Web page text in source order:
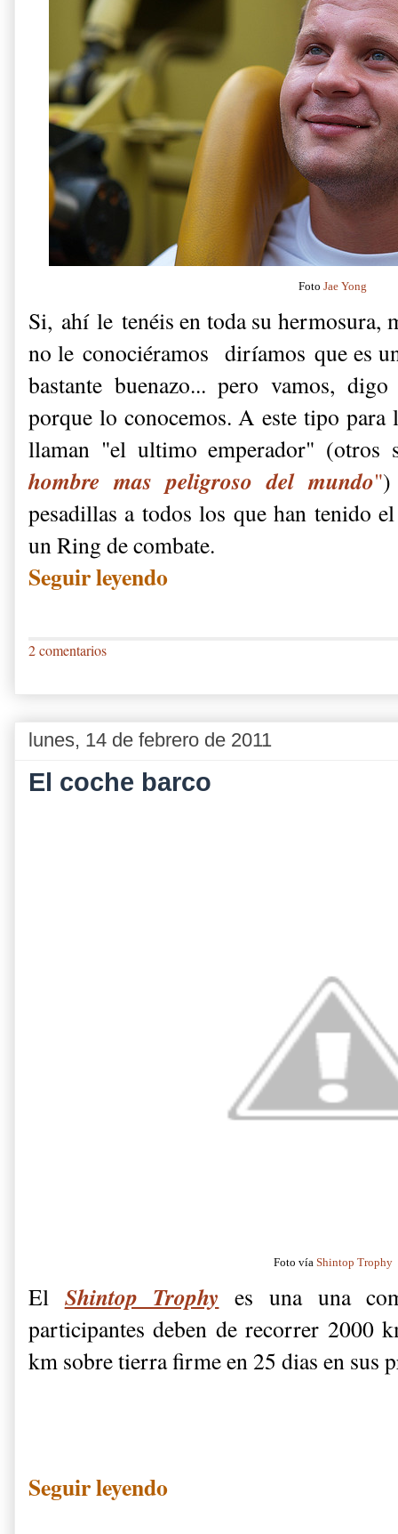
FotoJae Yong
Si, ahí le tenéis en toda su hermosura,
no le conociéramos diríamos que es
bastante buenazo... pero vamos,
porque lo conocemos. A este tipo
llaman "el ultimo emperador"
hombre mas peligroso del mundo")
pesadillas a todos los que han tenido
un Ring de combate.
Seguir leyendo
2 comentarios
lunes, 14 de febrero de 2011
El coche barco
Foto vía Shintop Trophy
El Shintop Trophy es una una
participantes deben de recorrer
km sobre tierra firme en 25 dias en sus
Seguir leyendo